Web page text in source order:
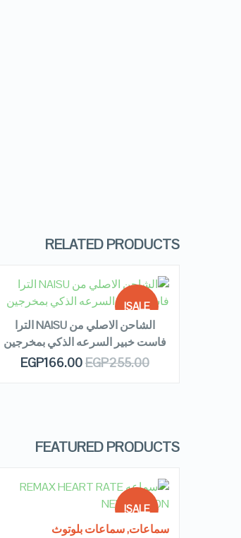
RELATED PRODUCTS
SALE!
OUT OF
STOCK
QUICK LOOK
READ MORE
الشاحن الاصلي من NAISU الترا
فاست خبير السرعه الذكي بمخرجين
EGP255.00
EGP166.00
FEATURED PRODUCTS
SALE!
سماعات,سماعات بلوتوث